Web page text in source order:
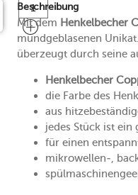
Beschreibung
Mit dem Henkelbecher
mundgeblasenen
überzeugt durch seine
Henkelbecher
die Farbe des
aus
jedes Stück ist
für einen
mikrowellen-,